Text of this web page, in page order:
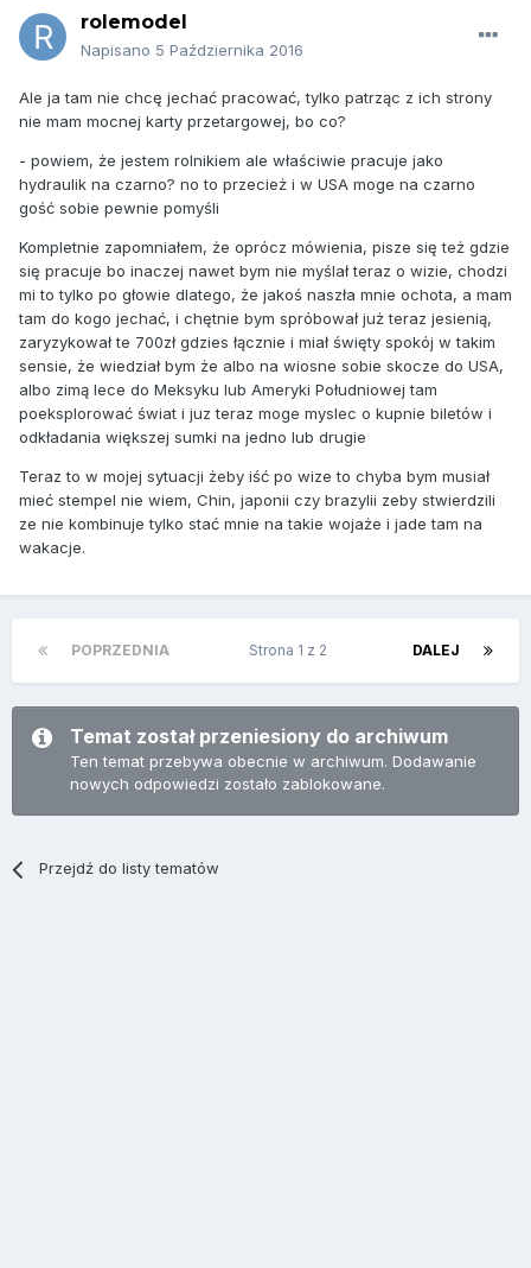
rolemodel
Napisano 5 Października 2016
Ale ja tam nie chcę jechać pracować, tylko patrząc z ich strony
nie mam mocnej karty przetargowej, bo co?
- powiem, że jestem rolnikiem ale właściwie pracuje jako
hydraulik na czarno? no to przecież i w USA moge na czarno
gość sobie pewnie pomyśli
Kompletnie zapomniałem, że oprócz mówienia, pisze się też gdzie
się pracuje bo inaczej nawet bym nie myślał teraz o wizie, chodzi
mi to tylko po głowie dlatego, że jakoś naszła mnie ochota, a mam
tam do kogo jechać, i chętnie bym spróbował już teraz jesienią,
zaryzykował te 700zł gdzies łącznie i miał święty spokój w takim
sensie, że wiedział bym że albo na wiosne sobie skocze do USA,
albo zimą lece do Meksyku lub Ameryki Południowej tam
poeksplorować świat i juz teraz moge myslec o kupnie biletów i
odkładania większej sumki na jedno lub drugie
Teraz to w mojej sytuacji żeby iść po wize to chyba bym musiał
mieć stempel nie wiem, Chin, japonii czy brazylii zeby stwierdzili
ze nie kombinuje tylko stać mnie na takie wojaże i jade tam na
wakacje.
POPRZEDNIA DALEJ
Strona 1 z 2
Temat został przeniesiony do archiwum
Ten temat przebywa obecnie w archiwum. Dodawanie
nowych odpowiedzi zostało zablokowane.
Przejdź do listy tematów